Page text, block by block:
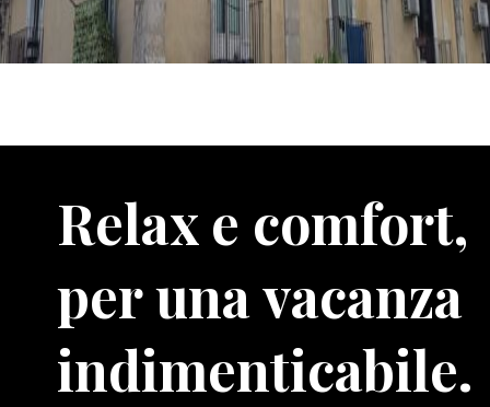
Relax e comfort,
per una vacanza
indimenticabile.